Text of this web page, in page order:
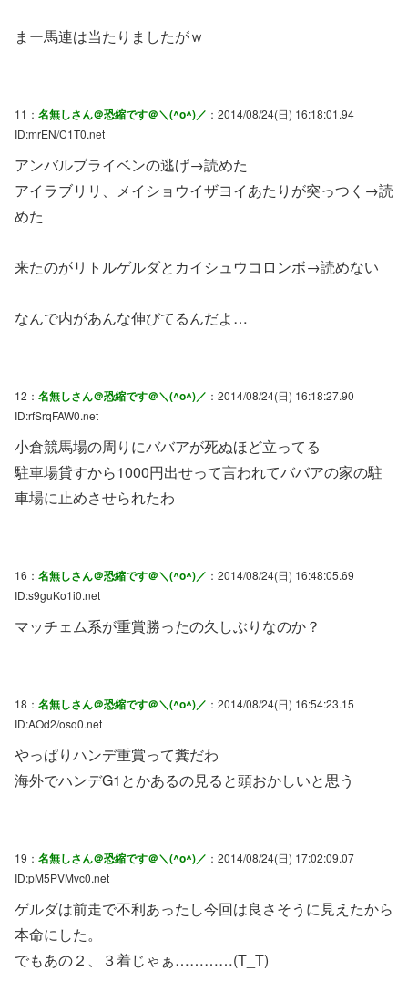
まー馬連は当たりましたがｗ
11： 名無しさん＠恐縮です＠＼(^o^)／ ：2014/08/24(日) 16:18:01.94
ID:mrEN/C1T0.net
アンバルブライベンの逃げ→読めた
アイラブリリ、メイショウイザヨイあたりが突っつく→読
めた
来たのがリトルゲルダとカイシュウコロンボ→読めない
なんで内があんな伸びてるんだよ…
12： 名無しさん＠恐縮です＠＼(^o^)／ ：2014/08/24(日) 16:18:27.90
ID:rfSrqFAW0.net
小倉競馬場の周りにババアが死ぬほど立ってる
駐車場貸すから1000円出せって言われてババアの家の駐
車場に止めさせられたわ
16： 名無しさん＠恐縮です＠＼(^o^)／ ：2014/08/24(日) 16:48:05.69
ID:s9guKo1i0.net
マッチェム系が重賞勝ったの久しぶりなのか？
18： 名無しさん＠恐縮です＠＼(^o^)／ ：2014/08/24(日) 16:54:23.15
ID:AOd2/osq0.net
やっぱりハンデ重賞って糞だわ
海外でハンデG1とかあるの見ると頭おかしいと思う
19： 名無しさん＠恐縮です＠＼(^o^)／ ：2014/08/24(日) 17:02:09.07
ID:pM5PVMvc0.net
ゲルダは前走で不利あったし今回は良さそうに見えたから
本命にした。
でもあの２、３着じゃぁ…………(T_T)